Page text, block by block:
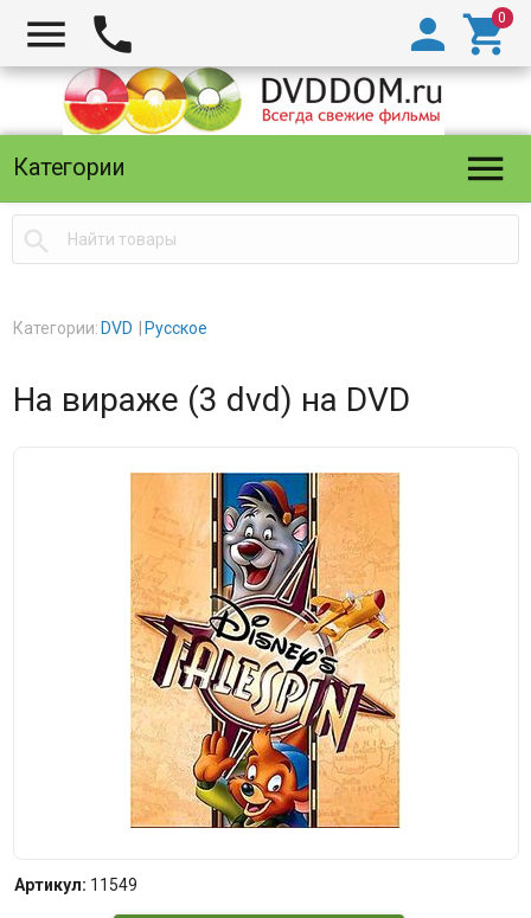
  

Категории 

Категории: DVD Русское
На вираже (3 dvd) на DVD
Артикул: 11549